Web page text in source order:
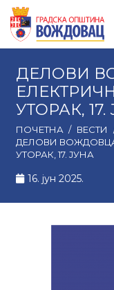
ДЕЛОВИ
УТОРАК, 17.
ПОЧЕТНА / ВЕСТИ
ДЕЛОВИ ВОЖДОВЦА
УТОРАК, 17. ЈУНА
16. јун 2025.